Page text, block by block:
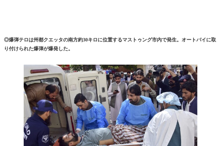
◎爆弾テロは州都クエッタの南方約30キロに位置するマストゥング市内で発生。オートバイに取
り付けられた爆弾が爆発した。